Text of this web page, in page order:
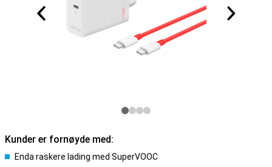
Kunder er fornøyde med:
Enda raskere lading med SuperVOOC